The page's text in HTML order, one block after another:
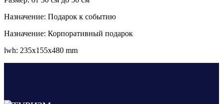
Назначение: Подарок к событию
Назначение: Корпоративный подарок
lwh: 235x155x480 mm